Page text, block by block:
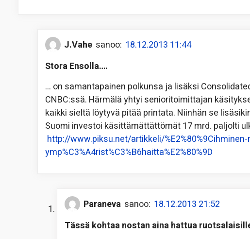
J.Vahe sanoo: 18.12.2013 11:44
Stora Ensolla….
… on samantapainen polkunsa ja lisäksi
CNBC:ssä. Härmälä yhtyi senioritoimittajan
kaikki sieltä löytyvä pitää printata. Niinhän se
Suomi investoi käsittämättättömät 17 mrd. paljolti
http://www.piksu.net/artikkeli/
ymp%C3%A4rist%C3%B6haitta%E2%80%9D
Paraneva sanoo: 18.12.2013 21:52
Tässä kohtaa nostan aina hattua